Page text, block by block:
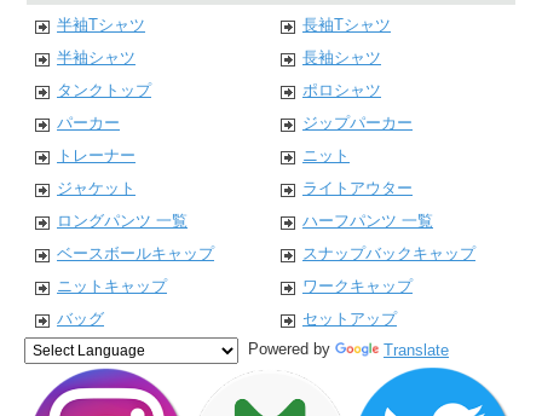
半袖Tシャツ
長袖Tシャツ
半袖シャツ
長袖シャツ
タンクトップ
ポロシャツ
パーカー
ジップパーカー
トレーナー
ニット
ジャケット
ライトアウター
ロングパンツ 一覧
ハーフパンツ 一覧
ベースボールキャップ
スナップバックキャップ
ニットキャップ
ワークキャップ
バッグ
セットアップ
Powered by
Translate